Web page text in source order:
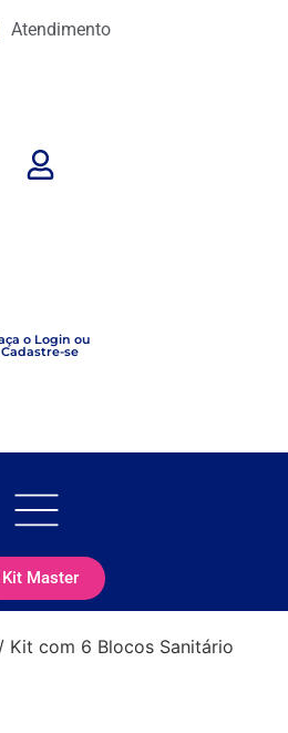
Atendimento
o Login ou
Cadastre-se
Kit Master
/ Kit com 6 Blocos Sanitário